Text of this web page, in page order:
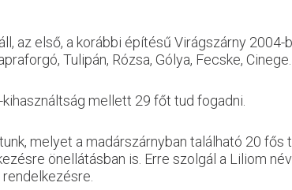
az első, a korábbi építésű Virágszárny
Tulipán, Rózsa, Gólya, Fecske, Cinege.
mellett 29 főt tud fogadni.
melyet a madárszárnyban található 20
önellátásban is. Erre szolgál a Liliom